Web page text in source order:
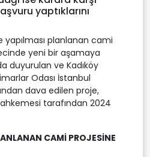
yaptıklarını
yapılması planlanan cami
yeni bir aşamaya
duyurulan ve Kadıköy
Odası İstanbul
dava edilen proje,
tarafından 2024
CAMİ PROJESİNE